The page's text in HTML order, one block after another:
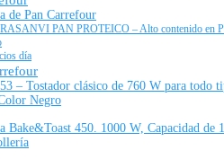
de Pan Carrefour
PAN PROTEICO – Alto contenido en
día
– Tostador clásico de 760 W para todo
Negro
Bake&Toast 450. 1000 W, Capacidad